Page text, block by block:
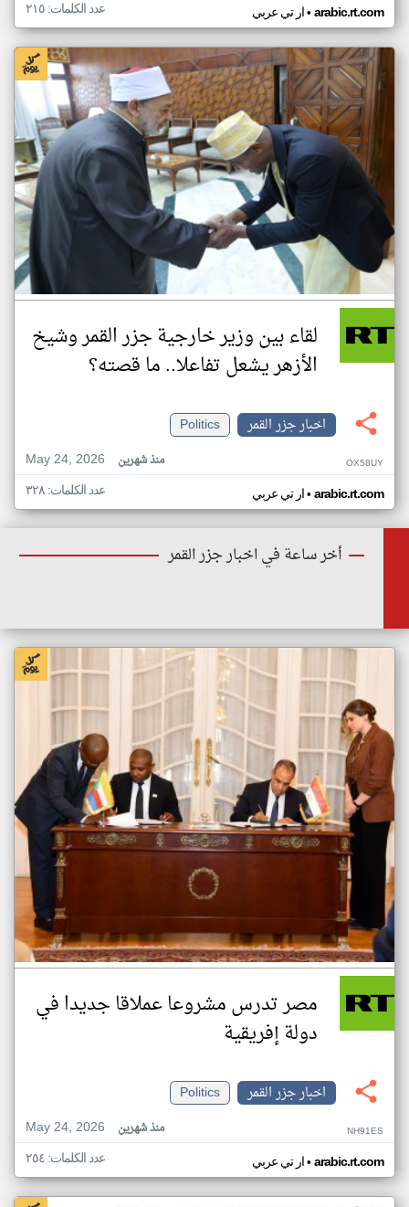
ار تي عربي• arabic.rt.com عدد الكلمات: ٢١٥
لقاء بين وزير خارجية جزر القمر وشيخ
الأزهر يشعل تفاعلا.. ما قصته؟
اخبار جزر القمر
Politics
May 24, 2026
منذ شهرين OX58UY
ار تي عربي• arabic.rt.com عدد الكلمات: ٣٢٨
أخر ساعة في اخبار جزر القمر
مصر تدرس مشروعا عملاقا جديدا في
دولة إفريقية
اخبار جزر القمر
Politics
May 24, 2026
منذ شهرين NH91ES
ار تي عربي• arabic.rt.com عدد الكلمات: ٢٥٤